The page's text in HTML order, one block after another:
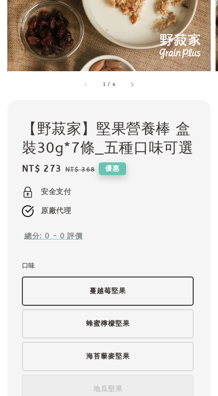
1 / 4
【野菽家】堅果營養棒 盒
裝30g*7條_五種口味可選
Sale
NT$ 273 Regular
NT$ 368 優惠
安全支付
原廠代理
總分: 0 - 0 評價
口味
蔓越莓堅果
蜂蜜檸檬堅果
海苔藜麥堅果
地瓜堅果